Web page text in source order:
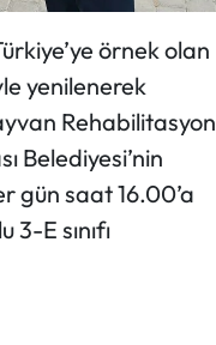
örnek olan
yenilenerek
Rehabilitasyon
Belediyesi’nin
gün saat 16.00’a
E sınıfı